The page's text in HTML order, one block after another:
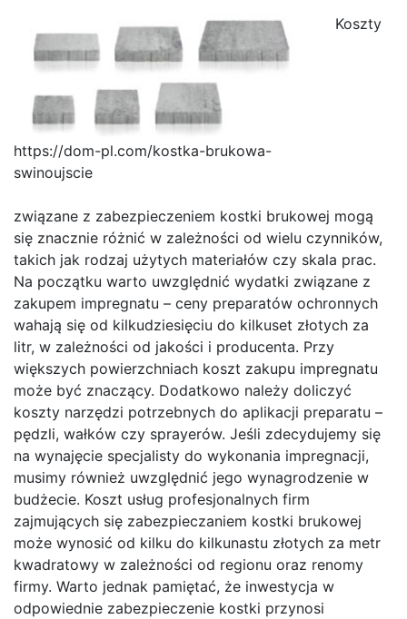
https://dom-pl.com/kostka-brukowa-
swinoujscie
Koszty
związane z zabezpieczeniem kostki brukowej mogą
się znacznie różnić w zależności od wielu czynników,
takich jak rodzaj użytych materiałów czy skala prac.
Na początku warto uwzględnić wydatki związane z
zakupem impregnatu – ceny preparatów ochronnych
wahają się od kilkudziesięciu do kilkuset złotych za
litr, w zależności od jakości i producenta. Przy
większych powierzchniach koszt zakupu impregnatu
może być znaczący. Dodatkowo należy doliczyć
koszty narzędzi potrzebnych do aplikacji preparatu –
pędzli, wałków czy sprayerów. Jeśli zdecydujemy się
na wynajęcie specjalisty do wykonania impregnacji,
musimy również uwzględnić jego wynagrodzenie w
budżecie. Koszt usług profesjonalnych firm
zajmujących się zabezpieczaniem kostki brukowej
może wynosić od kilku do kilkunastu złotych za metr
kwadratowy w zależności od regionu oraz renomy
firmy. Warto jednak pamiętać, że inwestycja w
odpowiednie zabezpieczenie kostki przynosi